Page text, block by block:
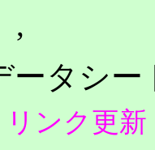
,
タシー
リンク更新